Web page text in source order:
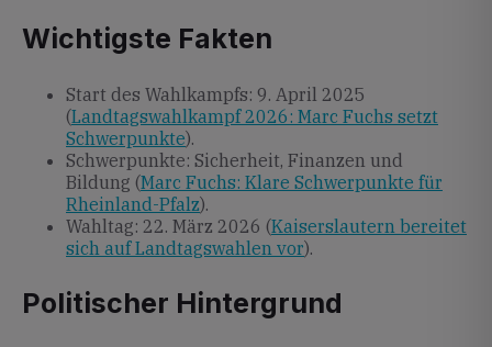
Wichtigste Fakten
Start des Wahlkampfs: 9. April 2025
(Landtagswahlkampf 2026: Marc Fuchs setzt
Schwerpunkte).
Schwerpunkte: Sicherheit, Finanzen und
Bildung (Marc Fuchs: Klare Schwerpunkte für
Rheinland-Pfalz).
Wahltag: 22. März 2026 (Kaiserslautern bereitet
sich auf Landtagswahlen vor).
Politischer Hintergrund